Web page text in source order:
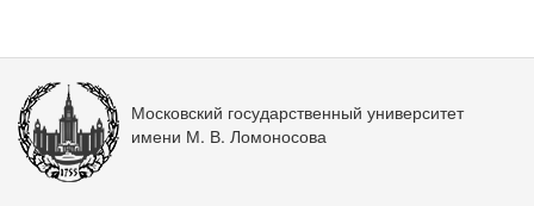
Московский государственный университет
имени М. В. Ломоносова